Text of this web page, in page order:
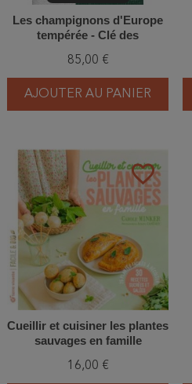
Les champignons d'Europe
tempérée - Clé des
85,00 €
AJOUTER AU PANIER
favorite_border
Cueillir et cuisiner les plantes
sauvages en famille
16,00 €